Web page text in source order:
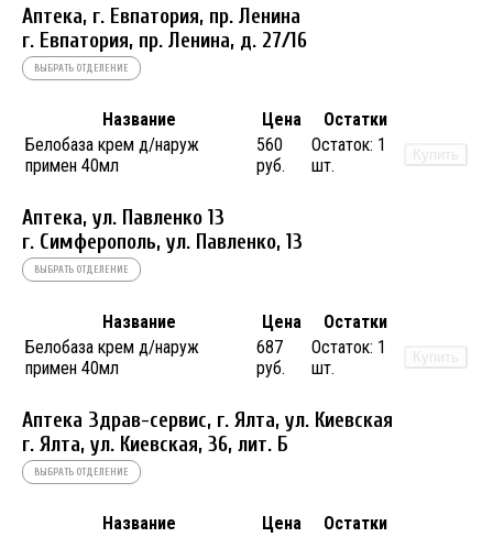
Аптека, г. Евпатория, пр. Ленина
г. Евпатория, пр. Ленина, д. 27/16
ВЫБРАТЬ ОТДЕЛЕНИЕ
Название Цена
Остатки
Белобаза крем д/наруж
примен 40мл
560
руб.
Остаток: 1
шт.
Купить
Аптека, ул. Павленко 13
г. Симферополь, ул. Павленко, 13
ВЫБРАТЬ ОТДЕЛЕНИЕ
Название Цена
Остатки
Белобаза крем д/наруж
примен 40мл
687
руб.
Остаток: 1
шт.
Купить
Аптека Здрав-сервис, г. Ялта, ул. Киевская
г. Ялта, ул. Киевская, 36, лит. Б
ВЫБРАТЬ ОТДЕЛЕНИЕ
Название Цена
Остатки